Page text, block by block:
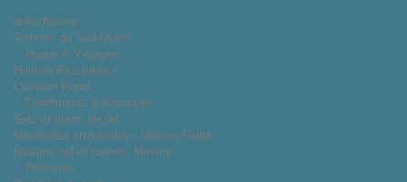
ardéchoises
Terrines du Sud-Ouest
Huiles & Vinaigres
Huilerie Beaujolaise
L'artisan Popol
Condiments & Aromates
Sels et fleurs de sel
Moutardes artisanales - Maison Fallot
Moulins sel et poivre : Mirvine
Poissons